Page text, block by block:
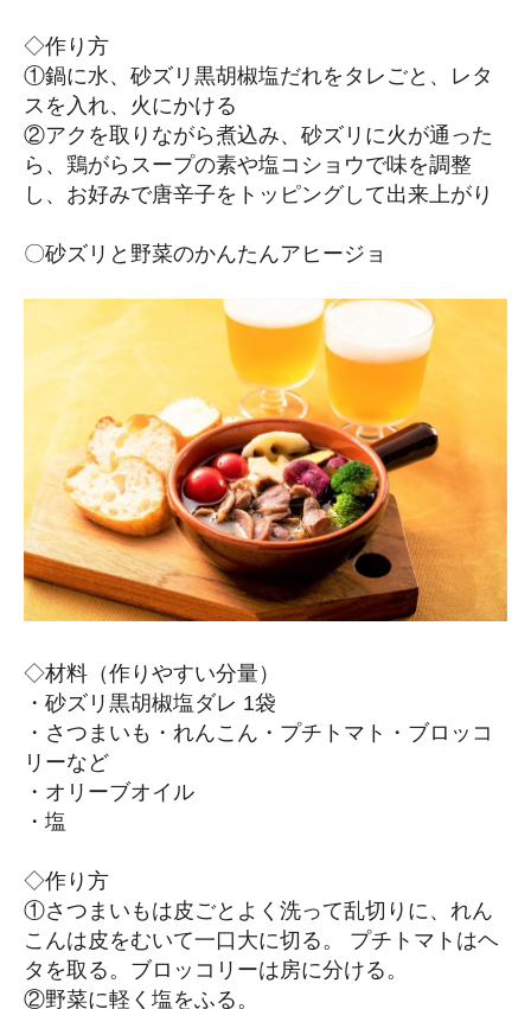
◇作り方
①鍋に水、砂ズリ黒胡椒塩だれをタレごと、レタ
スを入れ、火にかける
②アクを取りながら煮込み、砂ズリに火が通った
ら、鶏がらスープの素や塩コショウで味を調整
し、お好みで唐辛子をトッピングして出来上がり
〇砂ズリと野菜のかんたんアヒージョ
◇材料（作りやすい分量）
・砂ズリ黒胡椒塩ダレ 1袋
・さつまいも・れんこん・プチトマト・ブロッコ
リーなど
・オリーブオイル
・塩
◇作り方
①さつまいもは皮ごとよく洗って乱切りに、れん
こんは皮をむいて一口大に切る。 プチトマトはヘ
タを取る。ブロッコリーは房に分ける。
②野菜に軽く塩をふる。